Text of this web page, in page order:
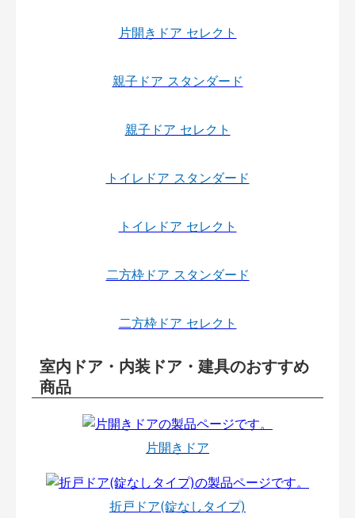
片開きドア セレクト
親子ドア スタンダード
親子ドア セレクト
トイレドア スタンダード
トイレドア セレクト
二方枠ドア スタンダード
二方枠ドア セレクト
室内ドア・内装ドア・建具のおすすめ
商品
片開きドア
折戸ドア(錠なしタイプ)